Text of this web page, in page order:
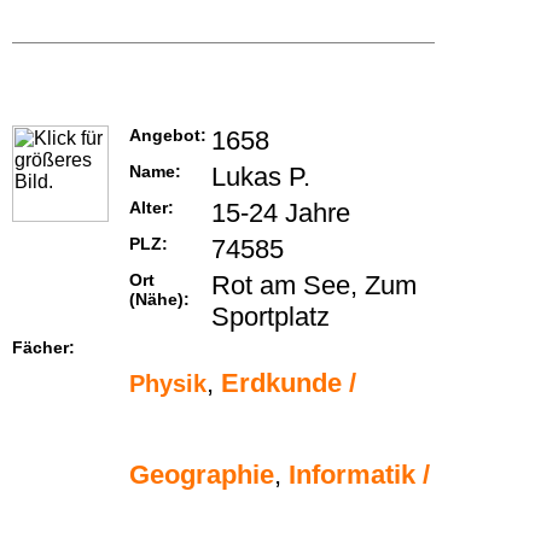
Angebot: 1658
Name: Lukas P.
Alter: 15-24 Jahre
PLZ: 74585
Ort
(Nähe):
Rot am See, Zum
Sportplatz
Fächer:
Physik, Erdkunde /
Geographie, Informatik /